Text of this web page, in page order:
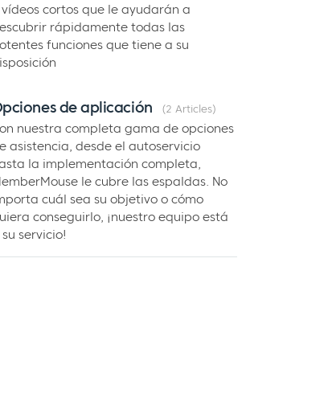
vídeos cortos que le ayudarán a
rápidamente todas las
funciones que tiene a su
de aplicación 2 Articles
nuestra completa gama de opciones
asistencia, desde el autoservicio
la implementación completa,
le cubre las espaldas. No
cuál sea su objetivo o cómo
conseguirlo, ¡nuestro equipo está
servicio!